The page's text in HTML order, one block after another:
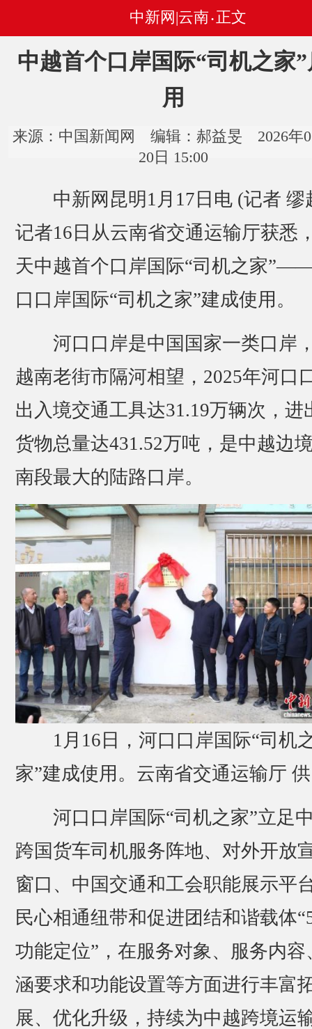
中新网|云南 • 正文
中越首个口岸国际“司机之家”
用
来源：中国新闻网 编辑：郝益旻 2026年
20日 15:00
中新网昆明1月17日电 (记者 缪
记者16日从云南省交通运输厅获悉
天中越首个口岸国际“司机之家
口口岸国际“司机之家”建成使用。
河口口岸是中国国家一类口岸
越南老街市隔河相望，2025年河口
出入境交通工具达31.19万辆次，进
货物总量达431.52万吨，是中越边
南段最大的陆路口岸。
1月16日，河口口岸国际“司机
家”建成使用。云南省交通运输厅
河口口岸国际“司机之家”立足
跨国货车司机服务阵地、对外开放
窗口、中国交通和工会职能展示平
民心相通纽带和促进团结和谐载体
功能定位”，在服务对象、服务内容
涵要求和功能设置等方面进行丰富
展、优化升级，持续为中越跨境运